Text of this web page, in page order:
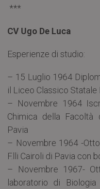
***
CV Ugo De Luca
Esperienze di studio:
– 15 Luglio 1964
il Liceo Classico Statale
– Novembre 1964
Chimica della Facoltà
Pavia
– Novembre 1964 -
F.lli Cairoli di Pavia con
– Novembre 1967-
laboratorio di